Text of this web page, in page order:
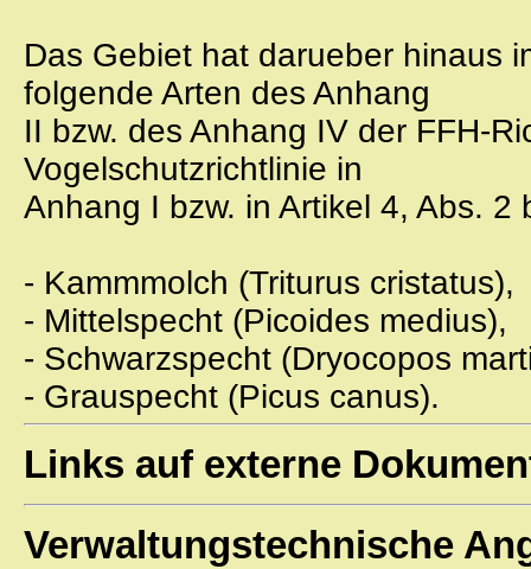
Das Gebiet hat darueber hinaus
folgende Arten des Anhang
II bzw. des Anhang IV der FFH-
Vogelschutzrichtlinie in
Anhang I bzw. in Artikel 4, Abs.
- Kammmolch (Triturus cristatus),
- Mittelspecht (Picoides medius),
- Schwarzspecht (Dryocopos
- Grauspecht (Picus canus).
Links auf externe
Verwaltungstechnische